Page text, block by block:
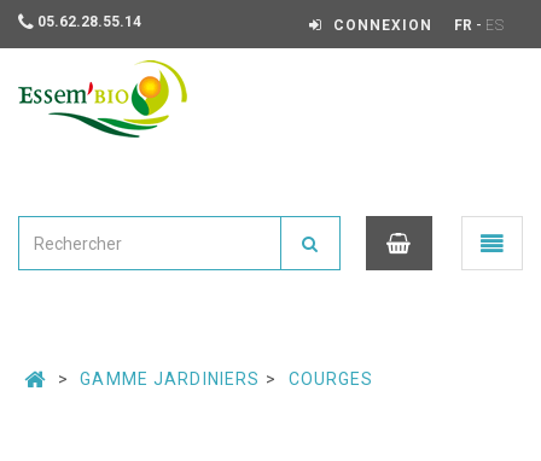
05.62.28.55.14 CONNEXION FR - ES
Ouvrir
le
GAMME JARDINIERS COURGES